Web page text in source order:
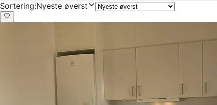
Sortering:Nyeste øverst